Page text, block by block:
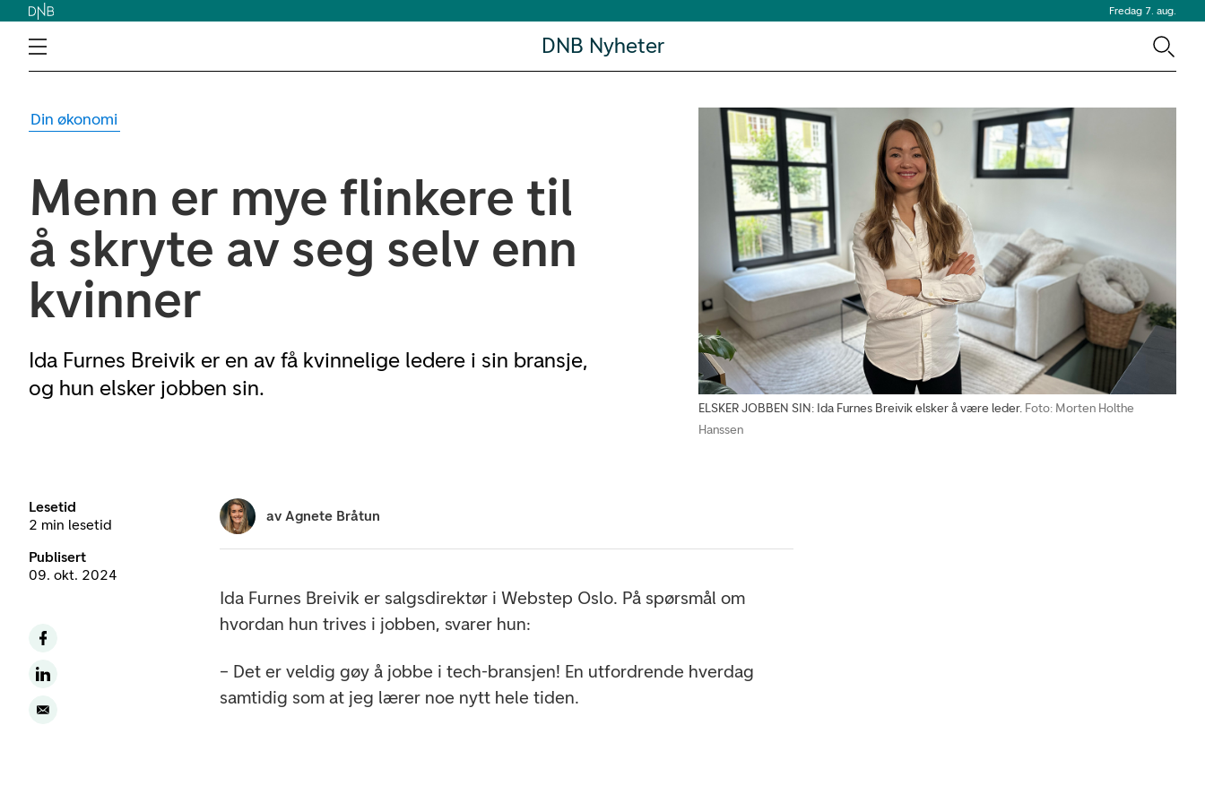
Fredag 7. aug.
DNB Nyheter
Din økonomi
Menn er mye flinkere til
å skryte av seg selv enn
kvinner
Ida Furnes Breivik er en av få kvinnelige ledere i sin bransje,
og hun elsker jobben sin.
ELSKER JOBBEN SIN: Ida Furnes Breivik elsker å være leder. Foto: Morten Holthe
Hanssen
Lesetid
2 min lesetid
Publisert
09. okt. 2024
av Agnete Bråtun
Ida Furnes Breivik er salgsdirektør i Webstep Oslo. På spørsmål om
hvordan hun trives i jobben, svarer hun:
– Det er veldig gøy å jobbe i tech-bransjen! En utfordrende hverdag
samtidig som at jeg lærer noe nytt hele tiden.